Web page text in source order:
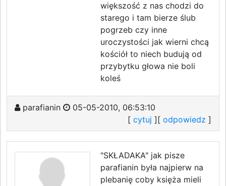
większość z nas chodzi do
starego i tam bierze ślub
pogrzeb czy inne
uroczystości jak wierni chcą
kościół to niech budują od
przybytku głowa nie boli
koleś
parafianin
05-05-2010, 06:53:10
[ cytuj ][ odpowiedz ]
"SKŁADAKA" jak pisze
parafianin była najpierw na
plebanię coby księża mieli